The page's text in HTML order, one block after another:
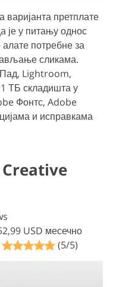
варијанта претплате
је у питању однос
потребне за
сликама.
Lightroom,
ТБ складишта у
Фонтс, Adobe
и исправкама
Creative
USD месечно
(5/5)